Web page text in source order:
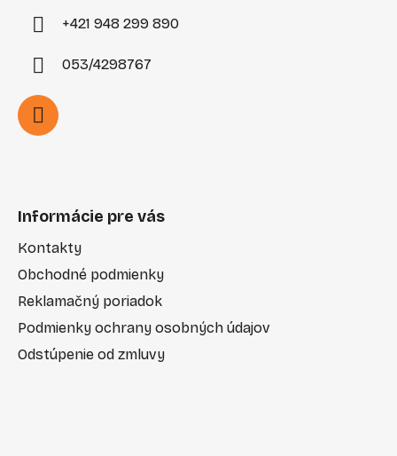
+421 948 299 890
053/4298767
Informácie pre vás
Kontakty
Obchodné podmienky
Reklamačný poriadok
Podmienky ochrany osobných údajov
Odstúpenie od zmluvy